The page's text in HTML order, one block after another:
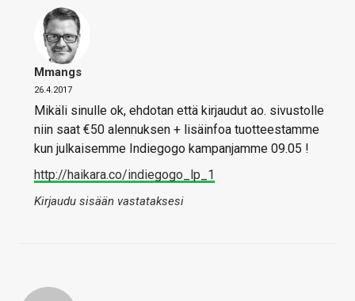
Mmangs
26.4.2017
Mikäli sinulle ok, ehdotan että kirjaudut ao. sivustolle
niin saat €50 alennuksen + lisäinfoa tuotteestamme
kun julkaisemme Indiegogo kampanjamme 09.05 !
http://haikara.co/indiegogo_lp_1
Kirjaudu sisään vastataksesi